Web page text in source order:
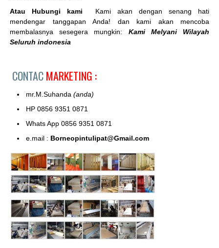
Atau Hubungi kami
Kami akan dengan senang hati
mendengar tanggapan Anda! dan kami akan mencoba
membalasnya sesegera mungkin: Kami Melyani Wilayah
Seluruh indonesia
CONTACMARKETING :
mr.M.Suhanda (anda)
HP 0856 9351 0871
Whats App 0856 9351 0871
e.mail : Borneopintulipat@Gmail.com